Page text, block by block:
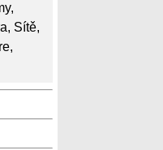
,
, Sítě,
,